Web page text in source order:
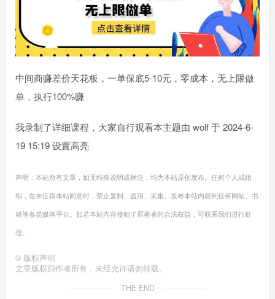
中间商赚差价天花板，一单保底5-10元，零成本，无上限做
单，执行100%赚
我录制了详细课程，大家自行观看本主题由 wolf 于 2024-6-
19 15:19 设置高亮
声明：本站所有文章，如无特殊说明或标注，均为本站原创发布。任何个人或组
织，在未征得本站同意时，禁止复制、盗用、采集、发布本站内容到任何网站、书
籍等各类媒体平台。如若本站内容侵犯了原著者的合法权益，可联系我们进行处
理。
© 版权声明
文章版权归作者所有，未经允许请勿转载。
THE END